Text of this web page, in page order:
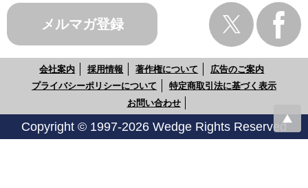
メルマガ登録
会社案内 採用情報 著作権について
広告のご案内
プライバシーポリシーについて
特定商取引法に基づく表示
お問い合わせ
Copyright © 1997-2026 Wedge Rights Reserved